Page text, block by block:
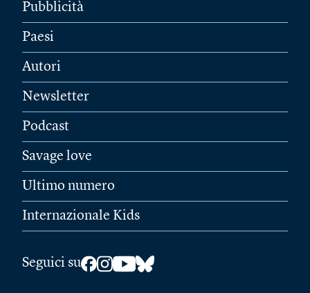
Pubblicità
Paesi
Autori
Newsletter
Podcast
Savage love
Ultimo numero
Internazionale Kids
Seguici su